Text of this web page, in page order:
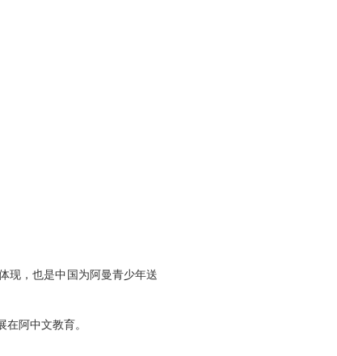
现，也是中国为阿曼青少年送
阿中文教育。